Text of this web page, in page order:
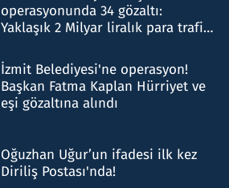
operasyonunda 34 gözaltı:
Yaklaşık 2 Milyar liralık para trafiği
İzmit Belediyesi'ne operasyon!
Başkan Fatma Kaplan Hürriyet ve
eşi gözaltına alındı
Oğuzhan Uğur’un ifadesi ilk kez
Diriliş Postası'nda!